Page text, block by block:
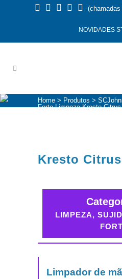
NOVIDADES
Home > Produtos >
Forte Limpeza Kresto Citrus
Kresto Citrus
LIMPEZA,
Limpador de